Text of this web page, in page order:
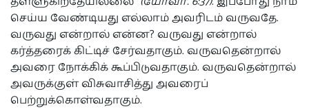
செய்ய வேண்டியது எல்லாம் அவரிடம் வருவதே.
வருவது என்றால் என்ன? வருவது என்றால்
கர்த்தரைக் கிட்டிச் சேர்வதாகும். வருவதென்றால்
அவரை நோக்கிக் கூப்பிடுவதாகும். வருவதென்றால்
அவருக்குள் விசுவாசித்து அவரைப்
பெற்றுக்கொள்வதாகும்.